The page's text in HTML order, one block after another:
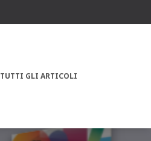
TUTTI GLI ARTICOLI